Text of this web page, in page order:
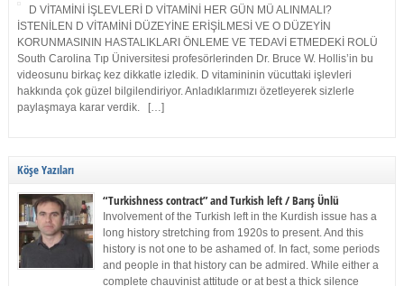
D VİTAMİNİ İŞLEVLERİ D VİTAMİNİ HER GÜN MÜ ALINMALI?
İSTENİLEN D VİTAMİNİ DÜZEYİNE ERİŞİLMESİ VE O DÜZEYİN
KORUNMASININ HASTALIKLARI ÖNLEME VE TEDAVİ ETMEDEKİ ROLÜ
South Carolina Tıp Üniversitesi profesörlerinden Dr. Bruce W. Hollis’in bu
videosunu birkaç kez dikkatle izledik. D vitamininin vücuttaki işlevleri
hakkında çok güzel bilgilendiriyor. Anladıklarımızı özetleyerek sizlerle
paylaşmaya karar verdik. […]
Köşe Yazıları
“Turkishness contract” and Turkish left / Barış Ünlü
Involvement of the Turkish left in the Kurdish issue has a
long history stretching from 1920s to present. And this
history is not one to be ashamed of. In fact, some periods
and people in that history can be admired. While either a
complete chauvinist attitude or at best a thick silence